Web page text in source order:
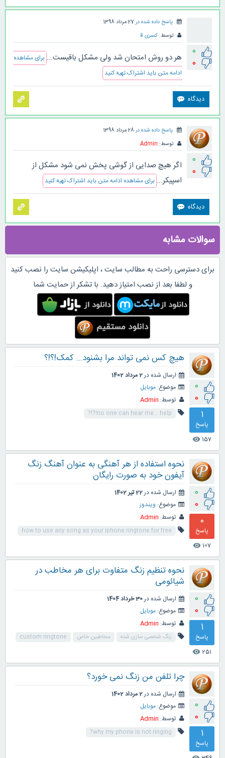
0
0
پاسخ داده شده در 27 مرداد 1398
توسط: کسری 📱
هر دو روش امتحان شد ولی مشکل باقیست... برای مشاهده
ادامه متن باید اشتراک تهیه کنید
0
0
پاسخ داده شده در28 مرداد 1398
توسط: Admin
اگر هیچ صدایی از گوشی پخش نمی شود مشکل از
اسپیکر... برای مشاهده ادامه متن باید اشتراک تهیه کنید
سوالات مشابه
برای دسترسی راحت به مطالب سایت ، اپلیکیشن سایت را نصب کنید
و لطفا بعد از نصب امتیاز دهید. با تشکر از حمایت شما
0
0
1
پاسخ
157
visibility
هیچ کس نمی تواند مرا بشنود... کمک!؟!؟
ارسال شده در2 مرداد 1402
موضوع: موبایل
توسط: Admin
no one can hear me... help!?!?
0
0
0
پاسخ
107
visibility
نحوه استفاده از هر آهنگی به عنوان آهنگ زنگ
آیفون خود به صورت رایگان
ارسال شده در22 تیر 1402
موضوع: ویندوز
توسط: Admin
how to use any song as your iphone ringtone for free
0
0
1
پاسخ
251
visibility
نحوه تنظیم زنگ متفاوت برای هر مخاطب در
شیائومی
ارسال شده در30 خرداد 1404
موضوع: موبایل
توسط: Admin
زنگ شخصی سازی شده مخاطبین خاص custom ringtone
0
0
1
پاسخ
چرا تلفن من زنگ نمی خورد؟
ارسال شده در2 مرداد 1402
موضوع: موبایل
توسط: Admin
why my phone is not ringing?